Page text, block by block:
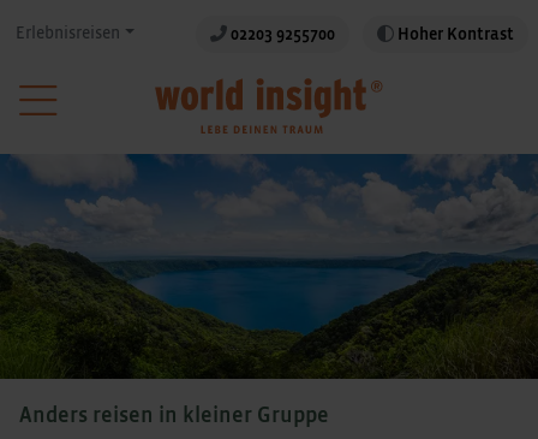
Erlebnisreisen 02203 9255700 Hoher Kontrast
Anders reisen in kleiner Gruppe